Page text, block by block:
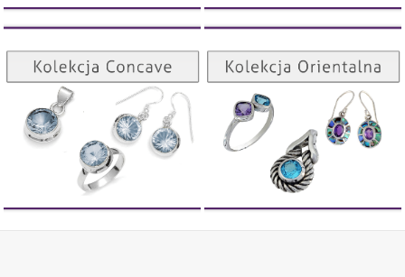
Kolekcja Concave
ZOBACZ
Kolekcja Orientalna
ZOBACZ